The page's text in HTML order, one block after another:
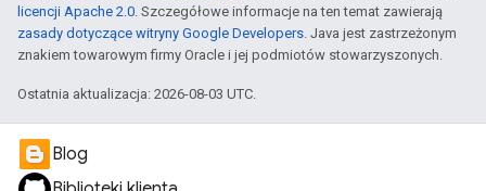
licencji Apache 2.0. Szczegółowe informacje na ten temat zawierają
zasady dotyczące witryny Google Developers. Java jest zastrzeżonym
znakiem towarowym firmy Oracle i jej podmiotów stowarzyszonych.
Ostatnia aktualizacja: 2026-08-03 UTC.
Blog